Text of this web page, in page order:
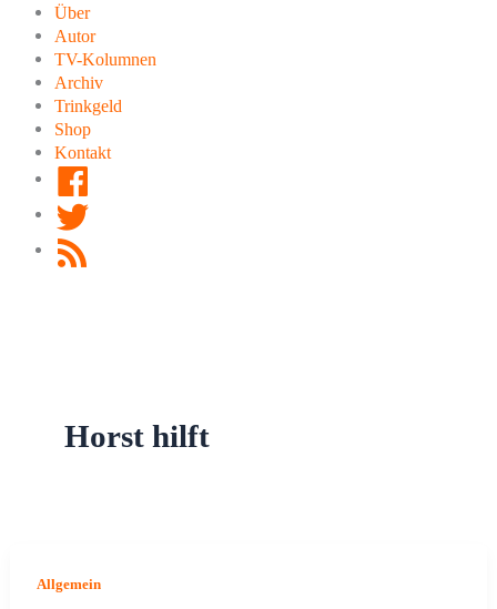
Über
Autor
TV-Kolumnen
Archiv
Trinkgeld
Shop
Kontakt
Horst hilft
Allgemein